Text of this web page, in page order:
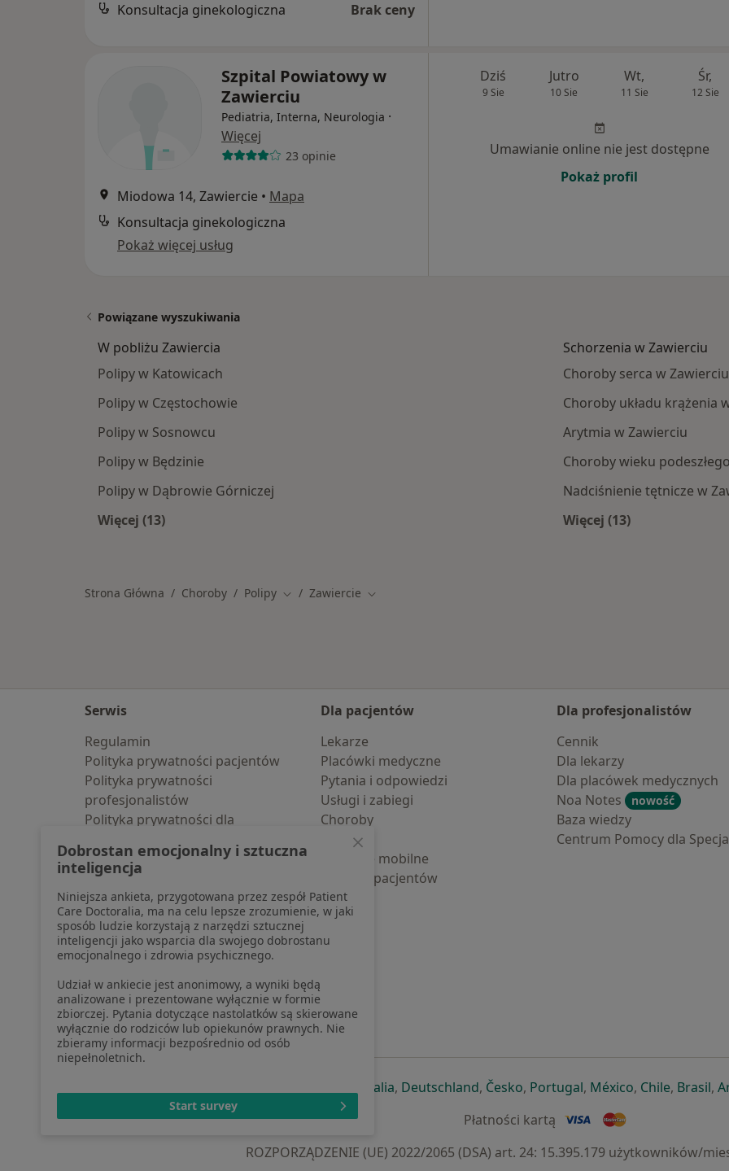
Konsultacja ginekologiczna Brak ceny
Szpital Powiatowy w
Zawierciu
Pediatria, Interna, Neurologia ·
Więcej
23 opinie
Miodowa 14, Zawiercie • Mapa
Konsultacja ginekologiczna
Pokaż więcej usług
Dziś
9 Sie
Jutro
10 Sie
Wt,
11 Sie
Śr,
12 Sie
Umawianie online nie jest dostępne
Pokaż profil
Powiązane wyszukiwania
W pobliżu Zawiercia
Polipy w Katowicach
Polipy w Częstochowie
Polipy w Sosnowcu
Polipy w Będzinie
Polipy w Dąbrowie Górniczej
Więcej (13)
Schorzenia w Zawierciu
Choroby serca w Zawierciu
Choroby układu krążenia
Arytmia w Zawierciu
Choroby wieku
Nadciśnienie tętnicze w
Więcej (13)
Strona Główna Choroby Polipy Zmień miasto
Zawiercie Zmień miasto
Serwis
Regulamin
Polityka prywatności pacjentów
Polityka prywatności
profesjonalistów
Polityka prywatności dla
pozyskaliśmy samodzielnie
Polityka cookies
Jak działają wyniki wyszukiwania
Dostępność
O nas
Praca Rekrutujemy!
Partnerzy
Centrum prasowe
Kontakt
Dla pacjentów
Lekarze
Placówki medyczne
Pytania i odpowiedzi
Usługi i zabiegi
Choroby
Pomoc
Aplikacje mobilne
Blog dla pacjentów
Dla profesjonalistów
Cennik
Dla lekarzy
Dla placówek medycznych
Noa Notes
nowość
Baza wiedzy
Centrum Pomocy dla
otwiera się w nowej karcie
otwiera się w nowej karcie
otwiera się w nowej karcie
Italiaotwiera się w nowej karcie
, Deutschlandotwiera się w nowej karcie
, Českootwiera się w nowej karcie
, Portugalotwiera się w nowej
, Méxicootwiera się w
, Chileotwiera
, Brasil,
Płatności kartą
ROZPORZĄDZENIE (UE) 2022/2065 (DSA) art. 24: 15.395.179 użytkowników/
Dobrostan emocjonalny i sztuczna
inteligencja
Niniejsza ankieta, przygotowana przez zespół Patient
Care Doctoralia, ma na celu lepsze zrozumienie, w jaki
sposób ludzie korzystają z narzędzi sztucznej
inteligencji jako wsparcia dla swojego dobrostanu
emocjonalnego i zdrowia psychicznego.
Udział w ankiecie jest anonimowy, a wyniki będą
analizowane i prezentowane wyłącznie w formie
zbiorczej. Pytania dotyczące nastolatków są skierowane
wyłącznie do rodziców lub opiekunów prawnych. Nie
zbieramy informacji bezpośrednio od osób
niepełnoletnich.
Start survey